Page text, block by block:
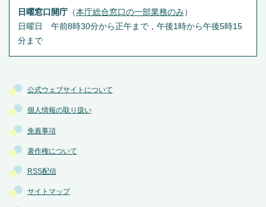
公式ウェブサイトについて
個人情報の取り扱い
免責事項
著作権について
RSS配信
サイトマップ
日曜窓口開庁（本庁総合窓口の一部業務のみ ）
日曜日 午前8時30分から正午まで，午後1時から午後5時15
分まで